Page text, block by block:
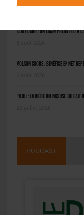
Saint-Omer : un engin prend feu
Molson Coors : bénéfice en net
Pilou : la bière bio niçoise qui
PODCAST